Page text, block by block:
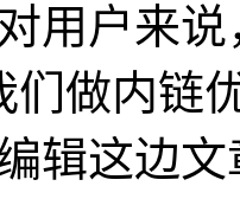
用户来
们做内链
辑这边